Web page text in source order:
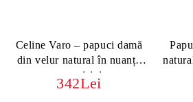
Celine Varo – papuci damă
din velur natural în nuanță
maro nisipiu
342Lei